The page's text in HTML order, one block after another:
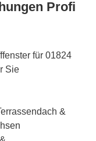
Profi
für 01824
Sie
&